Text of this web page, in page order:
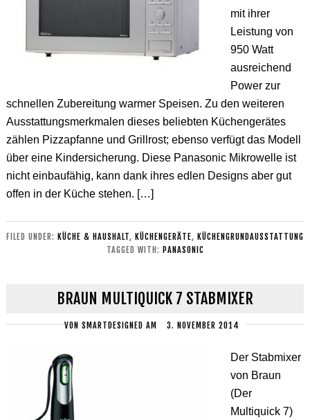
mit ihrer
Leistung von
950 Watt
ausreichend
Power zur
schnellen Zubereitung warmer Speisen. Zu den weiteren
Ausstattungsmerkmalen dieses beliebten Küchengerätes
zählen Pizzapfanne und Grillrost; ebenso verfügt das Modell
über eine Kindersicherung. Diese Panasonic Mikrowelle ist
nicht einbaufähig, kann dank ihres edlen Designs aber gut
offen in der Küche stehen. […]
FILED UNDER: KÜCHE & HAUSHALT, KÜCHENGERÄTE, KÜCHENGRUNDAUSSTATTUNG
TAGGED WITH: PANASONIC
BRAUN MULTIQUICK 7 STABMIXER
VON SMARTDESIGNED AM 3. NOVEMBER 2014
Der Stabmixer
von Braun
(Der
Multiquick 7)